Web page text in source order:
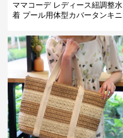
ママコーデ レディース紐調整水
着 プール用体型カバータンキニ